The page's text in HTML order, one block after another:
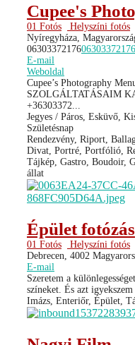
Cupee's
01 Fotós Helyszíni fotós
Nyíregyháza,
0630337217606303372176
E-mail
Weboldal
Cupee’s Photography
SZOLGÁLTATÁSAIM
+36303372...
Jegyes / Páros, Esküvő,
Születésnap
Rendezvény, Riport,
Divat, Portré, Portfólió,
Tájkép, Gastro, Boudoir,
állat
Épület fotózás
01 Fotós
Helyszíni fotós
Debrecen, 4002
E-mail
Szeretem a
színeket. És azt igyekszem
Imázs, Enteriőr, Épület,